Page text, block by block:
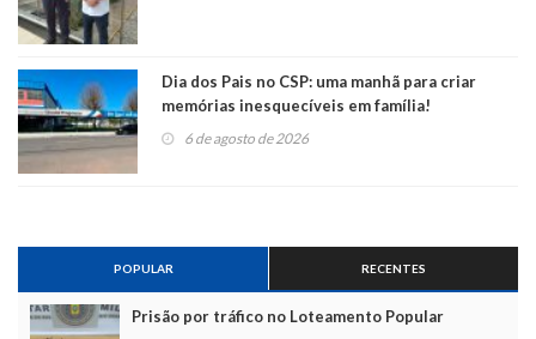
Dia dos Pais no CSP: uma manhã para criar
memórias inesquecíveis em família!
6 de agosto de 2026
POPULAR RECENTES
Prisão por tráfico no Loteamento Popular